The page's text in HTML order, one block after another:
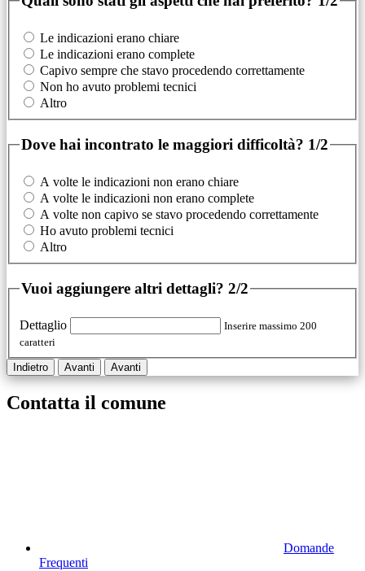
Le indicazioni erano chiare
Le indicazioni erano complete
Capivo sempre che stavo procedendo correttamente
Non ho avuto problemi tecnici
Altro
Dove hai incontrato le maggiori difficoltà? 1/2
A volte le indicazioni non erano chiare
A volte le indicazioni non erano complete
A volte non capivo se stavo procedendo correttamente
Ho avuto problemi tecnici
Altro
Vuoi aggiungere altri dettagli? 2/2
Dettaglio
Inserire massimo 200
caratteri
Indietro Avanti Avanti
Contatta il comune
Domande
Frequenti